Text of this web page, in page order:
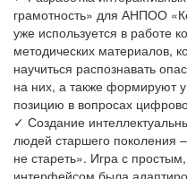
грамотность» для АНПОО
уже используется в работе
методических материалов,
научиться распознавать
на них, а также формируют
позицию в вопросах
✓ Создание
людей старшего
не стареть». Игра с
интерфейсом была